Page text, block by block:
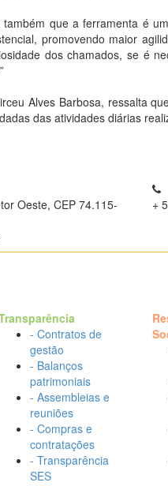
que a ferramenta é
promovendo maior
dos chamados, se é
Alves Barbosa, ressalta
das atividades diárias
Oeste, CEP 74.115-
+
- Contratos de
gestão
- Balanços
patrimoniais
- Assembleias e
reuniões
- Compras e
contratações
- Transparência
SES